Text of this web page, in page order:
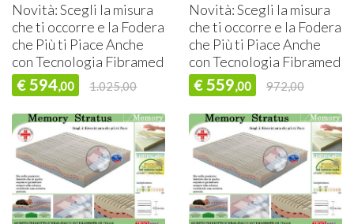
Novità: Scegli la misura
che ti occorre e la Fodera
che Più ti Piace Anche
con Tecnologia Fibramed
€ 594,00 1.025,00
Novità: Scegli la misura
che ti occorre e la Fodera
che Più ti Piace Anche
con Tecnologia Fibramed
€ 559,00 972,00